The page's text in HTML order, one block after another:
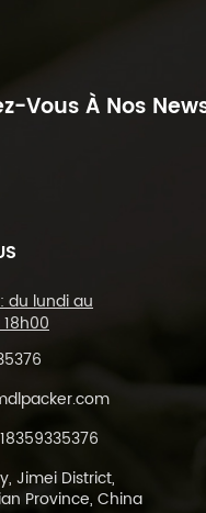
Vous À Nos
du lundi au
Jimei District,
Province, China